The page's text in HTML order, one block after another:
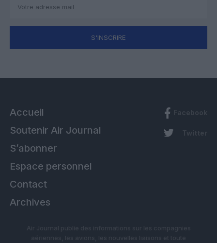
S'INSCRIRE
Accueil
Soutenir Air Journal
S’abonner
Espace personnel
Contact
Archives